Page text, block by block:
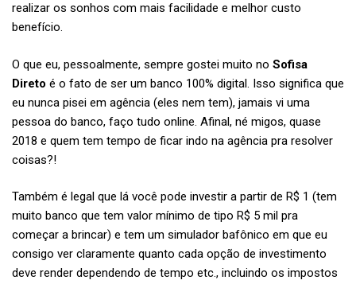
realizar os sonhos com mais facilidade e melhor custo
benefício.
O que eu, pessoalmente, sempre gostei muito no Sofisa
Direto é o fato de ser um banco 100% digital. Isso significa que
eu nunca pisei em agência (eles nem tem), jamais vi uma
pessoa do banco, faço tudo online. Afinal, né migos, quase
2018 e quem tem tempo de ficar indo na agência pra resolver
coisas?!
Também é legal que lá você pode investir a partir de R$ 1 (tem
muito banco que tem valor mínimo de tipo R$ 5 mil pra
começar a brincar) e tem um simulador bafônico em que eu
consigo ver claramente quanto cada opção de investimento
deve render dependendo de tempo etc., incluindo os impostos